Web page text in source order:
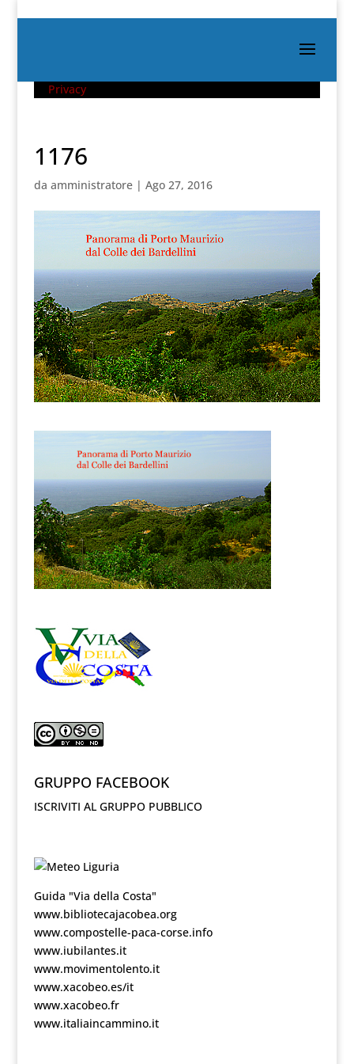
Privacy
1176
da amministratore| Ago 27, 2016
GRUPPO FACEBOOK
ISCRIVITI AL GRUPPO PUBBLICO
Guida "Via della Costa"
www.bibliotecajacobea.org
www.compostelle-paca-corse.info
www.iubilantes.it
www.movimentolento.it
www.xacobeo.es/it
www.xacobeo.fr
www.italiaincammino.it